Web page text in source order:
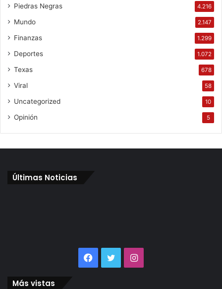
Piedras Negras 4.216
Mundo 2.147
Finanzas 1.299
Deportes 1.072
Texas 678
Viral 58
Uncategorized 10
Opinión 5
Últimas Noticias
Facebook
TwitterInstagram
Más vistas